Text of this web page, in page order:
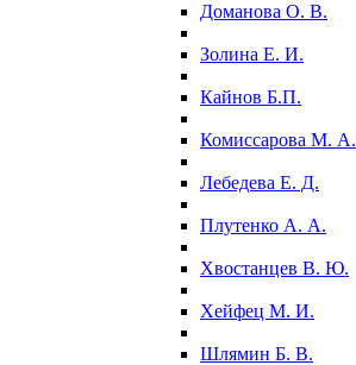
Доманова О. В.
Золина Е. И.
Кайнов Б.П.
Комиссарова М. А.
Лебедева Е. Д.
Плутенко А. А.
Хвостанцев В. Ю.
Хейфец М. И.
Шлямин Б. В.